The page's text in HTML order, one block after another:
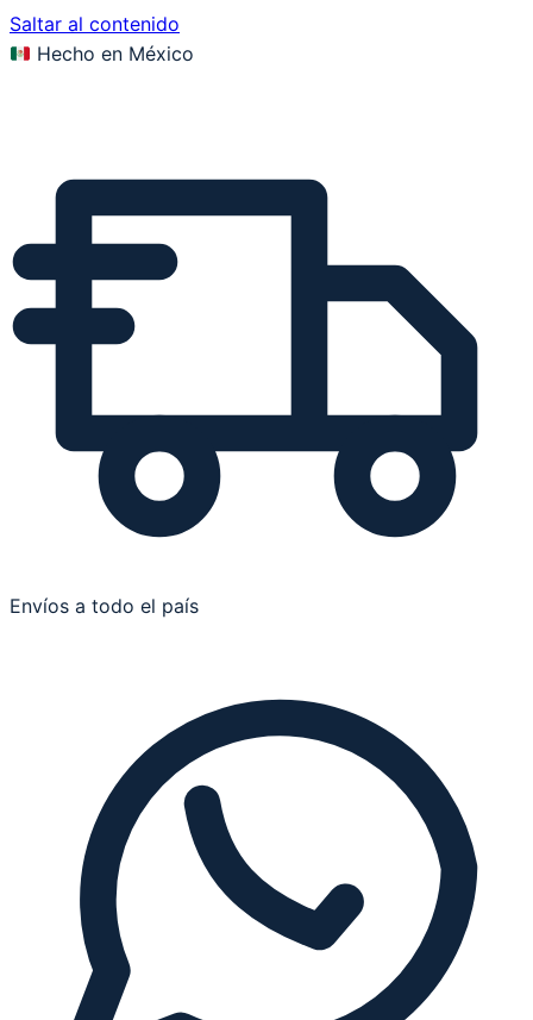
Saltar al contenido
Hecho en México
Envíos a todo el país